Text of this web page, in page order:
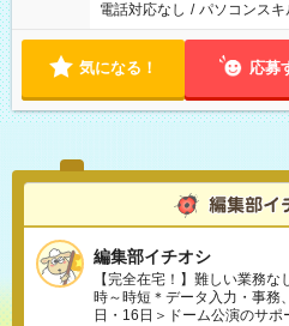
電話対応なし / パソコンスキ
気になる！ 応募
編集部イチオシ
【完全在宅！】難しい業務
時～時短＊データ入力・事務
日・16日＞ドーム公演のサポ